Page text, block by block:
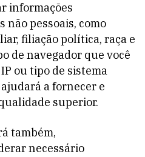
informações
não pessoais, como
filiação política, raça e
de navegador que você
ou tipo de sistema
a fornecer e
superior.
também,
necessário